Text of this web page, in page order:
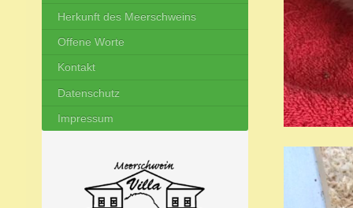
Herkunft des Meerschweins
Offene Worte
Kontakt
Datenschutz
Impressum